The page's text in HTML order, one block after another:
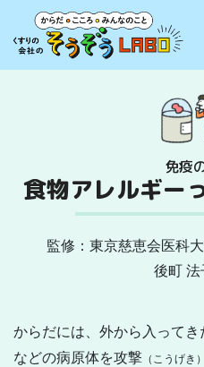
免疫
食物アレルギー
監修：東京慈恵会医科
後町 法
からだには、外から入って
などの病原体を攻撃 （こうげき）